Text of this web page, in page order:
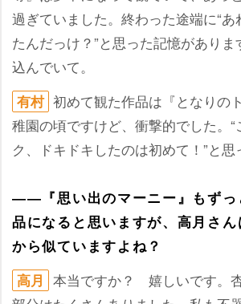
過ぎていました。終わった途端に“
たんだっけ？”と思った記憶がありま
込んでいて。
有村 初めて観た作品は『となりの
稚園の頃ですけど、衝撃的でした。“
ク、ドキドキしたのは初めて！”と思
――『思い出のマーニー』もずっ
品になると思いますが、高月さ
から似ていますよね？
高月 本当ですか？ 嬉しいです。